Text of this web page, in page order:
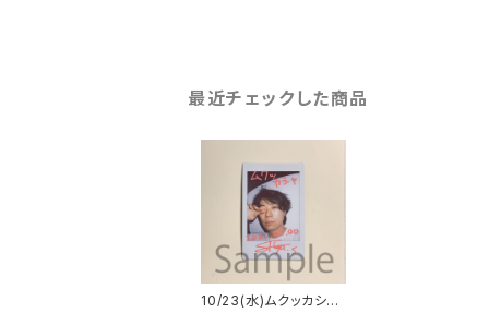
最近チェックした商品
10/23(水)ムクッカシャ